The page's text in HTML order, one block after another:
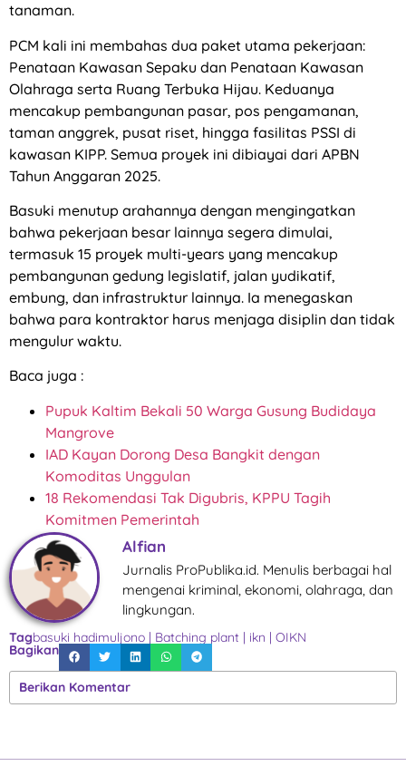
tanaman.
PCM kali ini membahas dua paket utama pekerjaan:
Penataan Kawasan Sepaku dan Penataan Kawasan
Olahraga serta Ruang Terbuka Hijau. Keduanya
mencakup pembangunan pasar, pos pengamanan,
taman anggrek, pusat riset, hingga fasilitas PSSI di
kawasan KIPP. Semua proyek ini dibiayai dari APBN
Tahun Anggaran 2025.
Basuki menutup arahannya dengan mengingatkan
bahwa pekerjaan besar lainnya segera dimulai,
termasuk 15 proyek multi-years yang mencakup
pembangunan gedung legislatif, jalan yudikatif,
embung, dan infrastruktur lainnya. Ia menegaskan
bahwa para kontraktor harus menjaga disiplin dan tidak
mengulur waktu.
Baca juga :
Pupuk Kaltim Bekali 50 Warga Gusung Budidaya
Mangrove
IAD Kayan Dorong Desa Bangkit dengan
Komoditas Unggulan
18 Rekomendasi Tak Digubris, KPPU Tagih
Komitmen Pemerintah
Alfian
Jurnalis ProPublika.id. Menulis berbagai hal
mengenai kriminal, ekonomi, olahraga, dan
lingkungan.
Tagbasuki hadimuljono | Batching plant | ikn | OIKN
Bagikan
Berikan Komentar